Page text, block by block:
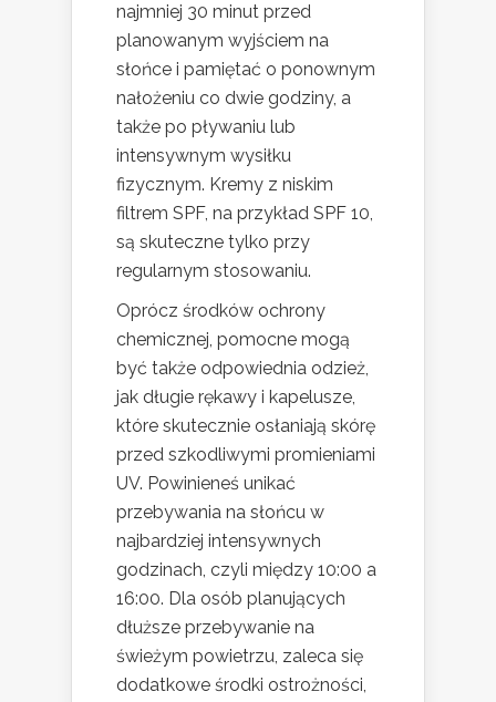
najmniej 30 minut przed
planowanym wyjściem na
słońce i pamiętać o ponownym
nałożeniu co dwie godziny, a
także po pływaniu lub
intensywnym wysiłku
fizycznym. Kremy z niskim
filtrem SPF, na przykład SPF 10,
są skuteczne tylko przy
regularnym stosowaniu.
Oprócz środków ochrony
chemicznej, pomocne mogą
być także odpowiednia odzież,
jak długie rękawy i kapelusze,
które skutecznie osłaniają skórę
przed szkodliwymi promieniami
UV. Powinieneś unikać
przebywania na słońcu w
najbardziej intensywnych
godzinach, czyli między 10:00 a
16:00. Dla osób planujących
dłuższe przebywanie na
świeżym powietrzu, zaleca się
dodatkowe środki ostrożności,